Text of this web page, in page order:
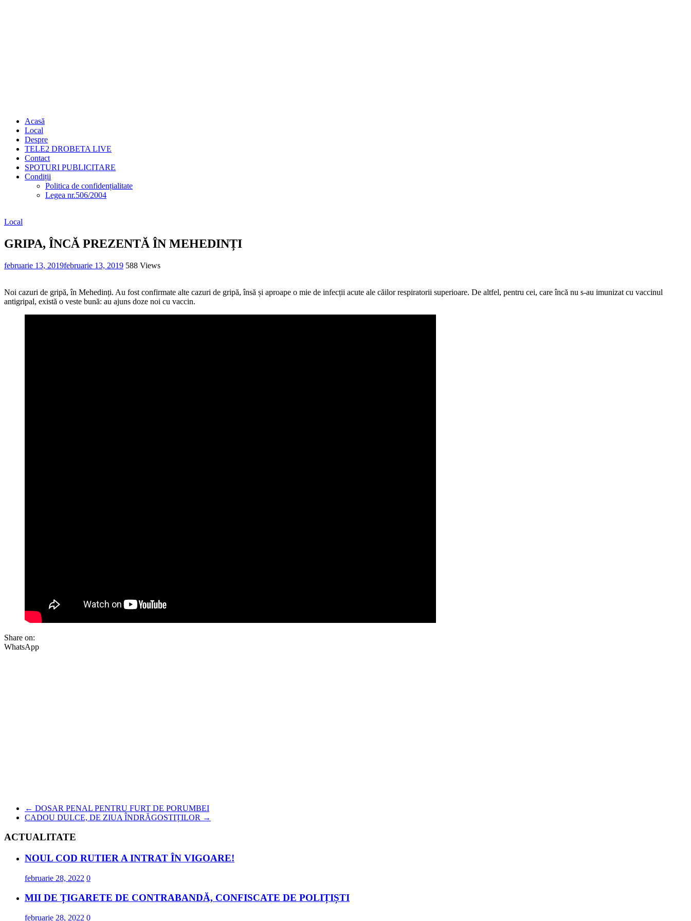
Acasă
Local
Despre
TELE2 DROBETA LIVE
Contact
SPOTURI PUBLICITARE
Condiții
Politica de confidențialitate
Legea nr.506/2004
Local
GRIPA, ÎNCĂ PREZENTĂ ÎN MEHEDINȚI
februarie 13, 2019februarie 13, 2019 588 Views
Noi cazuri de gripă, în Mehedinți. Au fost confirmate alte cazuri de gripă, însă și aproape o mie de infecții acute ale căilor respiratorii superioare. De altfel, pentru cei, care încă nu s-au imunizat cu vaccinul
antigripal, există o veste bună: au ajuns doze noi cu vaccin.
Share on:
WhatsApp
← DOSAR PENAL PENTRU FURT DE PORUMBEI
CADOU DULCE, DE ZIUA ÎNDRĂGOSTIȚILOR →
ACTUALITATE
NOUL COD RUTIER A INTRAT ÎN VIGOARE!
februarie 28, 2022 0
MII DE ȚIGARETE DE CONTRABANDĂ, CONFISCATE DE POLIȚIȘTI
februarie 28, 2022 0